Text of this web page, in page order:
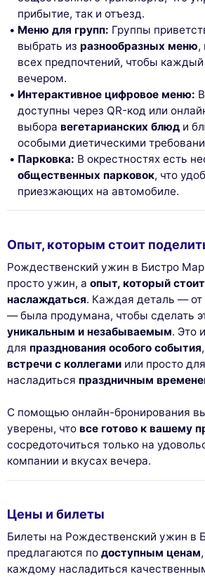
прибытие, так и отъезд.
Меню для групп: Группы
выбрать из разнообразных меню,
всех предпочтений, чтобы
вечером.
Интерактивное цифровое меню:
доступны через QR-код или
выбора вегетарианских блюд и
особыми диетическими
Парковка: В окрестностях есть
общественных парковок, что
приезжающих на автомобиле.
Опыт, которым стоит
Рождественский ужин в Бистро
просто ужин, а опыт, который
наслаждаться. Каждая деталь —
— была продумана, чтобы сделать
уникальным и незабываемым. Это
для празднования особого события
встречи с коллегами или просто
насладиться праздничным
С помощью онлайн-бронирования
уверены, что все готово к вашему
сосредоточиться только на
компании и вкусах вечера.
Цены и билеты
Билеты на Рождественский ужин в
предлагаются по доступным ценам
каждому насладиться